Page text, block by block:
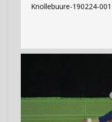
Knollebuure-190224-001